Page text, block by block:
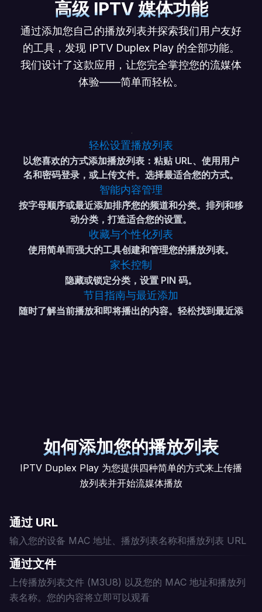
高级 IPTV 媒体功能
通过添加您自己的播放列表并探索我们用户友好
的工具，发现 IPTV Duplex Play 的全部功能。
我们设计了这款应用，让您完全掌控您的流媒体
体验——简单而轻松。
轻松设置播放列表
以您喜欢的方式添加播放列表：粘贴 URL、使用用户
名和密码登录，或上传文件。选择最适合您的方式。
智能内容管理
按字母顺序或最近添加排序您的频道和分类。排列和移
动分类，打造适合您的设置。
收藏与个性化列表
使用简单而强大的工具创建和管理您的播放列表。
家长控制
隐藏或锁定分类，设置 PIN 码。
节目指南与最近添加
随时了解当前播放和即将播出的内容。轻松找到最近添
如何添加您的播放列表
IPTV Duplex Play 为您提供四种简单的方式来上传播
放列表并开始流媒体播放
通过 URL
输入您的设备 MAC 地址、播放列表名称和播放列表 URL
通过文件
上传播放列表文件 (M3U8) 以及您的 MAC 地址和播放列
表名称。您的内容将立即可以观看